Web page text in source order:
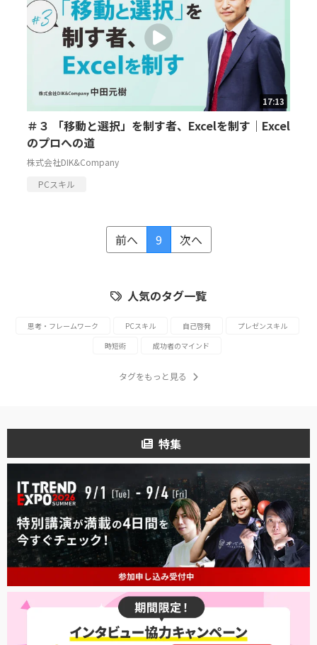
17:13
＃３ 「移動と選択」を制す者、Excelを制す｜Excel
のプロへの道
株式会社DIK&Company
PCスキル
前へ 9 次へ
人気のタグ一覧
思考・フレームワーク PCスキル 自己啓発
プレゼンスキル
時短術
成功者のマインド
タグをもっと見る
特集